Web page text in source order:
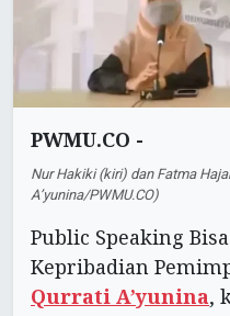
PWMU.CO -
Nur Hakiki (kiri) dan Fatma
A’yunina/PWMU.CO)
Public Speaking
Kepribadian
Qurrati A’yunina,